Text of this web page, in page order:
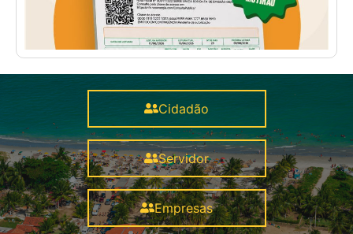
Cidadão
Servidor
Empresas